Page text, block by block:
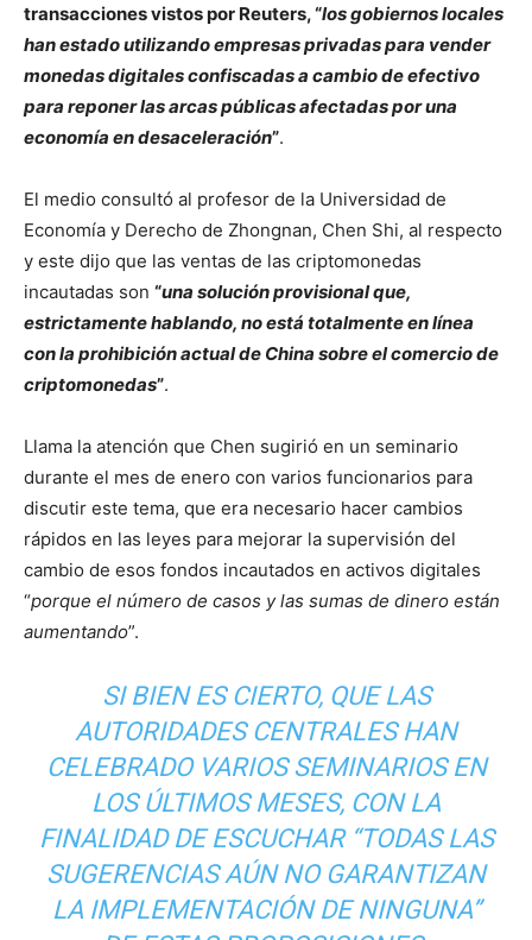
transacciones vistos por Reuters, “los gobiernos locales
han estado utilizando empresas privadas para vender
monedas digitales confiscadas a cambio de efectivo
para reponer las arcas públicas afectadas por una
economía en desaceleración”.
El medio consultó al profesor de la Universidad de
Economía y Derecho de Zhongnan, Chen Shi, al respecto
y este dijo que las ventas de las criptomonedas
incautadas son “una solución provisional que,
estrictamente hablando, no está totalmente en línea
con la prohibición actual de China sobre el comercio de
criptomonedas”.
Llama la atención que Chen sugirió en un seminario
durante el mes de enero con varios funcionarios para
discutir este tema, que era necesario hacer cambios
rápidos en las leyes para mejorar la supervisión del
cambio de esos fondos incautados en activos digitales
“porque el número de casos y las sumas de dinero están
aumentando”.
SI BIEN ES CIERTO, QUE LAS
AUTORIDADES CENTRALES HAN
CELEBRADO VARIOS SEMINARIOS EN
LOS ÚLTIMOS MESES, CON LA
FINALIDAD DE ESCUCHAR “TODAS LAS
SUGERENCIAS AÚN NO GARANTIZAN
LA IMPLEMENTACIÓN DE NINGUNA”